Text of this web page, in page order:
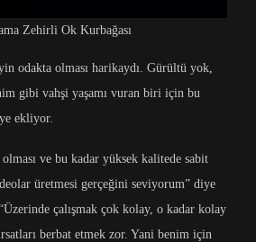
Zehirli Ok Kurbağası
odakta olması harikaydı. Gürültü yok,
gibi vahşi yaşamı vuran biri için bu
ekliyor.
ve bu kadar yüksek kalitede sabit
üretmesi gerçeğini seviyorum” diye
çalışmak çok kolay, o kadar kolay
berbat etmek zor. Yani benim için